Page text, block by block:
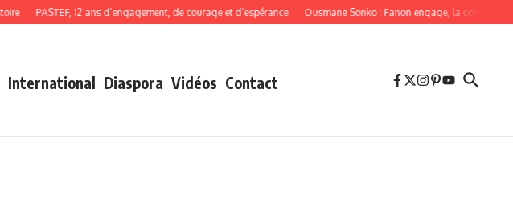
PASTEF, 12 ans d’engagement, de courage et d’espérance Ousmane Sonko : Fanon engage, la cohérence oblige
International Diaspora Vidéos Contact